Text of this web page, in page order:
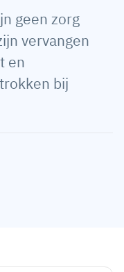
geen zorg
vervangen
en
bij